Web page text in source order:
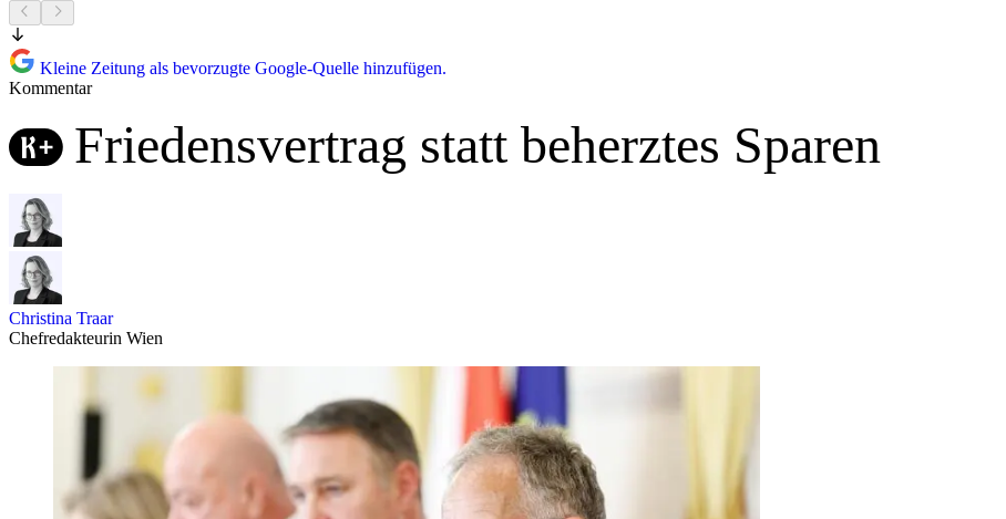
Kleine Zeitung als bevorzugte Google-Quelle hinzufügen.
Kommentar
Friedensvertrag statt beherztes Sparen
Christina Traar
Chefredakteurin Wien